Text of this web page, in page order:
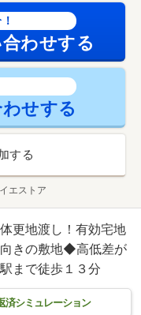
わせする
せする
する
エストア
更地渡し！有効宅地
きの敷地◆高低差が
まで徒歩１３分
済シミュレーション